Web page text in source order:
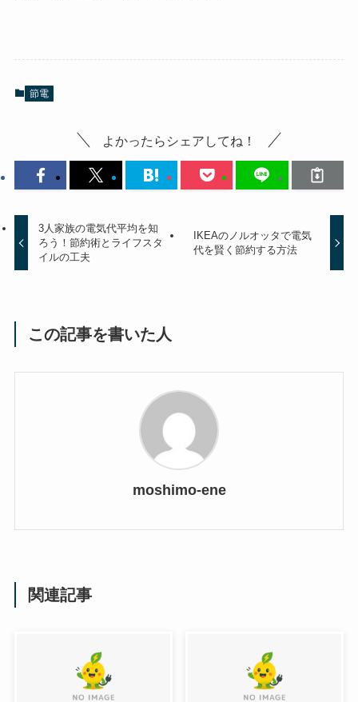
節電
よかったらシェアしてね！
3人家族の電気代平均を知
ろう！節約術とライフスタ
イルの工夫
IKEAのノルオッタで電気
代を賢く節約する方法
この記事を書いた人
moshimo-ene
関連記事